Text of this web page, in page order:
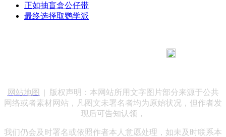
正如抽盲盒公仔带
最终选择取鹦学派
网站地图
| 版权声明：本网站所用文字图片部分来源于公共
网络或者素材网站，凡图文未署名者均为原始状况，但作者发
现后可告知认领，
我们仍会及时署名或依照作者本人意愿处理，如未及时联系本